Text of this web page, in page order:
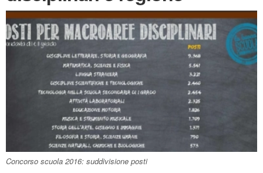
Concorso scuola 2016: suddivisione posti